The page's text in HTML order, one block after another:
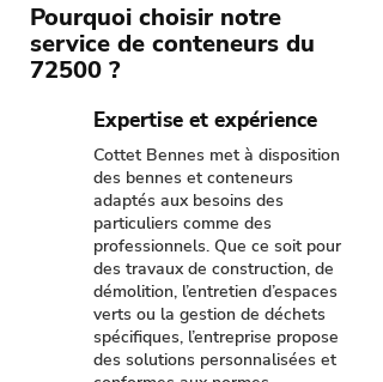
Pourquoi choisir notre
service de conteneurs du
72500 ?
Expertise et expérience
Cottet Bennes met à disposition
des bennes et conteneurs
adaptés aux besoins des
particuliers comme des
professionnels. Que ce soit pour
des travaux de construction, de
démolition, l’entretien d’espaces
verts ou la gestion de déchets
spécifiques, l’entreprise propose
des solutions personnalisées et